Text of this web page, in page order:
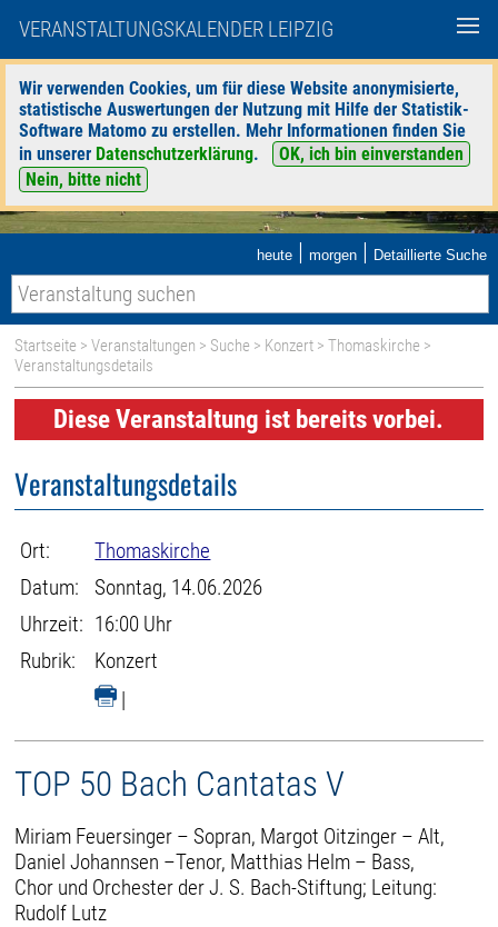
VERANSTALTUNGSKALENDER LEIPZIG
Wir verwenden Cookies, um für diese Website anonymisierte,
statistische Auswertungen der Nutzung mit Hilfe der Statistik-
Software Matomo zu erstellen. Mehr Informationen finden Sie
in unserer Datenschutzerklärung.
OK, ich bin einverstanden
Nein, bitte nicht
heute | morgen | Detaillierte Suche
Startseite >Veranstaltungen > Suche > Konzert >Thomaskirche >
Veranstaltungsdetails
Diese Veranstaltung ist bereits vorbei.
Veranstaltungsdetails
Ort:
Thomaskirche
Datum:
Sonntag, 14.06.2026
Uhrzeit: 16:00 Uhr
Rubrik:
Konzert
|
TOP 50 Bach Cantatas V
Miriam Feuersinger – Sopran, Margot Oitzinger – Alt,
Daniel Johannsen –Tenor, Matthias Helm – Bass,
Chor und Orchester der J. S. Bach-Stiftung; Leitung:
Rudolf Lutz